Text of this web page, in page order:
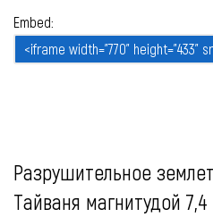
Embed:
Разрушительное
Тайваня магнитудой